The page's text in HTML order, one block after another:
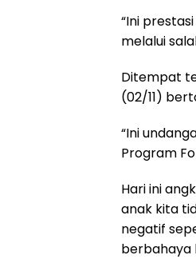
“Ini
melalui
Ditempat
(02/11)
“Ini
Program
Hari ini
anak kita
negatif
berbahaya